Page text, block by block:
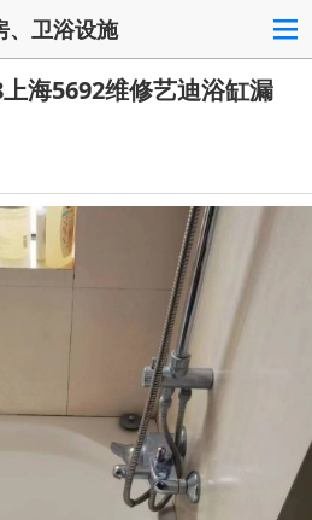
、卫浴设施
海5692维修艺迪浴缸漏